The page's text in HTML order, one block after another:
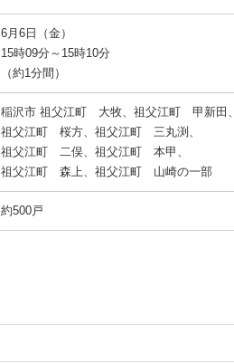
6月6日（金）
15時09分～15時10分
（約1分間）
稲沢市 祖父江町 大牧、祖父江町 甲新田、
祖父江町 桜方、祖父江町 三丸渕、
祖父江町 二俣、祖父江町 本甲、
祖父江町 森上、祖父江町 山崎の一部
約500戸